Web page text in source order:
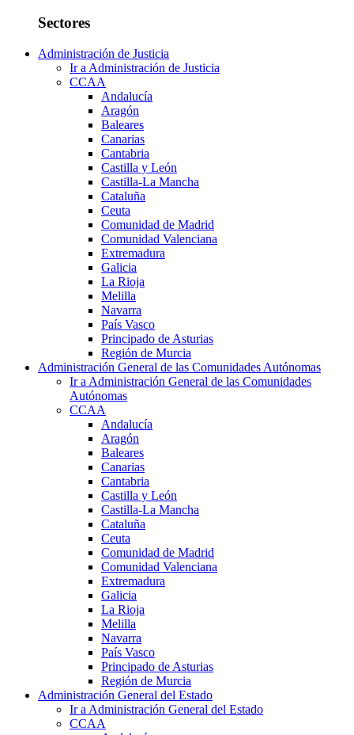
Sectores
Administración de Justicia
Ir a Administración de Justicia
CCAA
Andalucía
Aragón
Baleares
Canarias
Cantabria
Castilla y León
Castilla-La Mancha
Cataluña
Ceuta
Comunidad de Madrid
Comunidad Valenciana
Extremadura
Galicia
La Rioja
Melilla
Navarra
País Vasco
Principado de Asturias
Región de Murcia
Administración General de las Comunidades Autónomas
Ir a Administración General de las Comunidades
Autónomas
CCAA
Andalucía
Aragón
Baleares
Canarias
Cantabria
Castilla y León
Castilla-La Mancha
Cataluña
Ceuta
Comunidad de Madrid
Comunidad Valenciana
Extremadura
Galicia
La Rioja
Melilla
Navarra
País Vasco
Principado de Asturias
Región de Murcia
Administración General del Estado
Ir a Administración General del Estado
CCAA